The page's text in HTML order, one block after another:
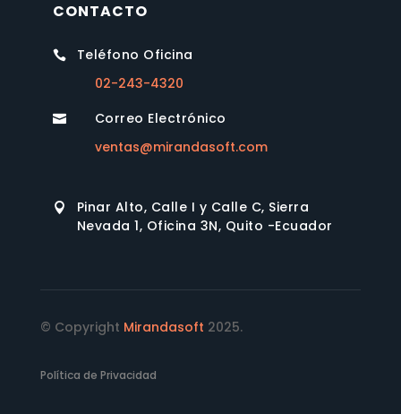
CONTACTO

Teléfono Oficina
02-243-4320

Correo Electrónico
ventas@mirandasoft.com

Pinar Alto, Calle I y Calle C, Sierra
Nevada 1, Oficina 3N, Quito -Ecuador
© Copyright Mirandasoft 2025.
Política de Privacidad